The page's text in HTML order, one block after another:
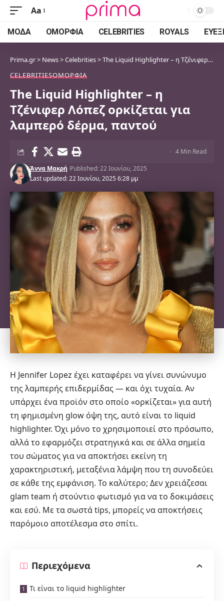
Font
Resizer
Aa
ΜΌΔΑ ΟΜΟΡΦΙΆ CELEBRITIES ROYALS
Prima.gr> News>Celebrities>The Liquid Highlighter – η Τζένιφερ Λόπεζ ορκίζεται για λαμπερό δέρμα, παντού
CELEBRITIESΟΜΟΡΦΙΆ
The Liquid Highlighter – η
Τζένιφερ Λόπεζ ορκίζεται για
λαμπερό δέρμα, παντού
Last updated: 22 Ιουνίου, 2025 6:28 μμ
Άννα Μακρή Published: 22 Ιουνίου, 2025
4 Min Read
Η Jennifer Lopez έχει καταφέρει να γίνει συνώνυμο
της λαμπερής επιδερμίδας — και όχι τυχαία. Αν
υπάρχει ένα προϊόν στο οποίο «ορκίζεται» για αυτή
τη φημισμένη glow όψη της, αυτό είναι το liquid
highlighter. Όχι μόνο το χρησιμοποιεί στο πρόσωπο,
αλλά το εφαρμόζει στρατηγικά και σε άλλα σημεία
του σώματος για να αποκτήσει εκείνη τη
χαρακτηριστική, μεταξένια λάμψη που τη συνοδεύει
σε κάθε της εμφάνιση. Το καλύτερο; Δεν χρειάζεσαι
glam team ή στούντιο φωτισμό για να το δοκιμάσεις
και εσύ. Με τα σωστά tips, μπορείς να αποκτήσεις
παρόμοιο αποτέλεσμα στο σπίτι.
Περιεχόμενα
Τι είναι το liquid highlighter